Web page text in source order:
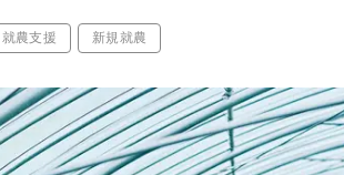
就農支援 新規就農